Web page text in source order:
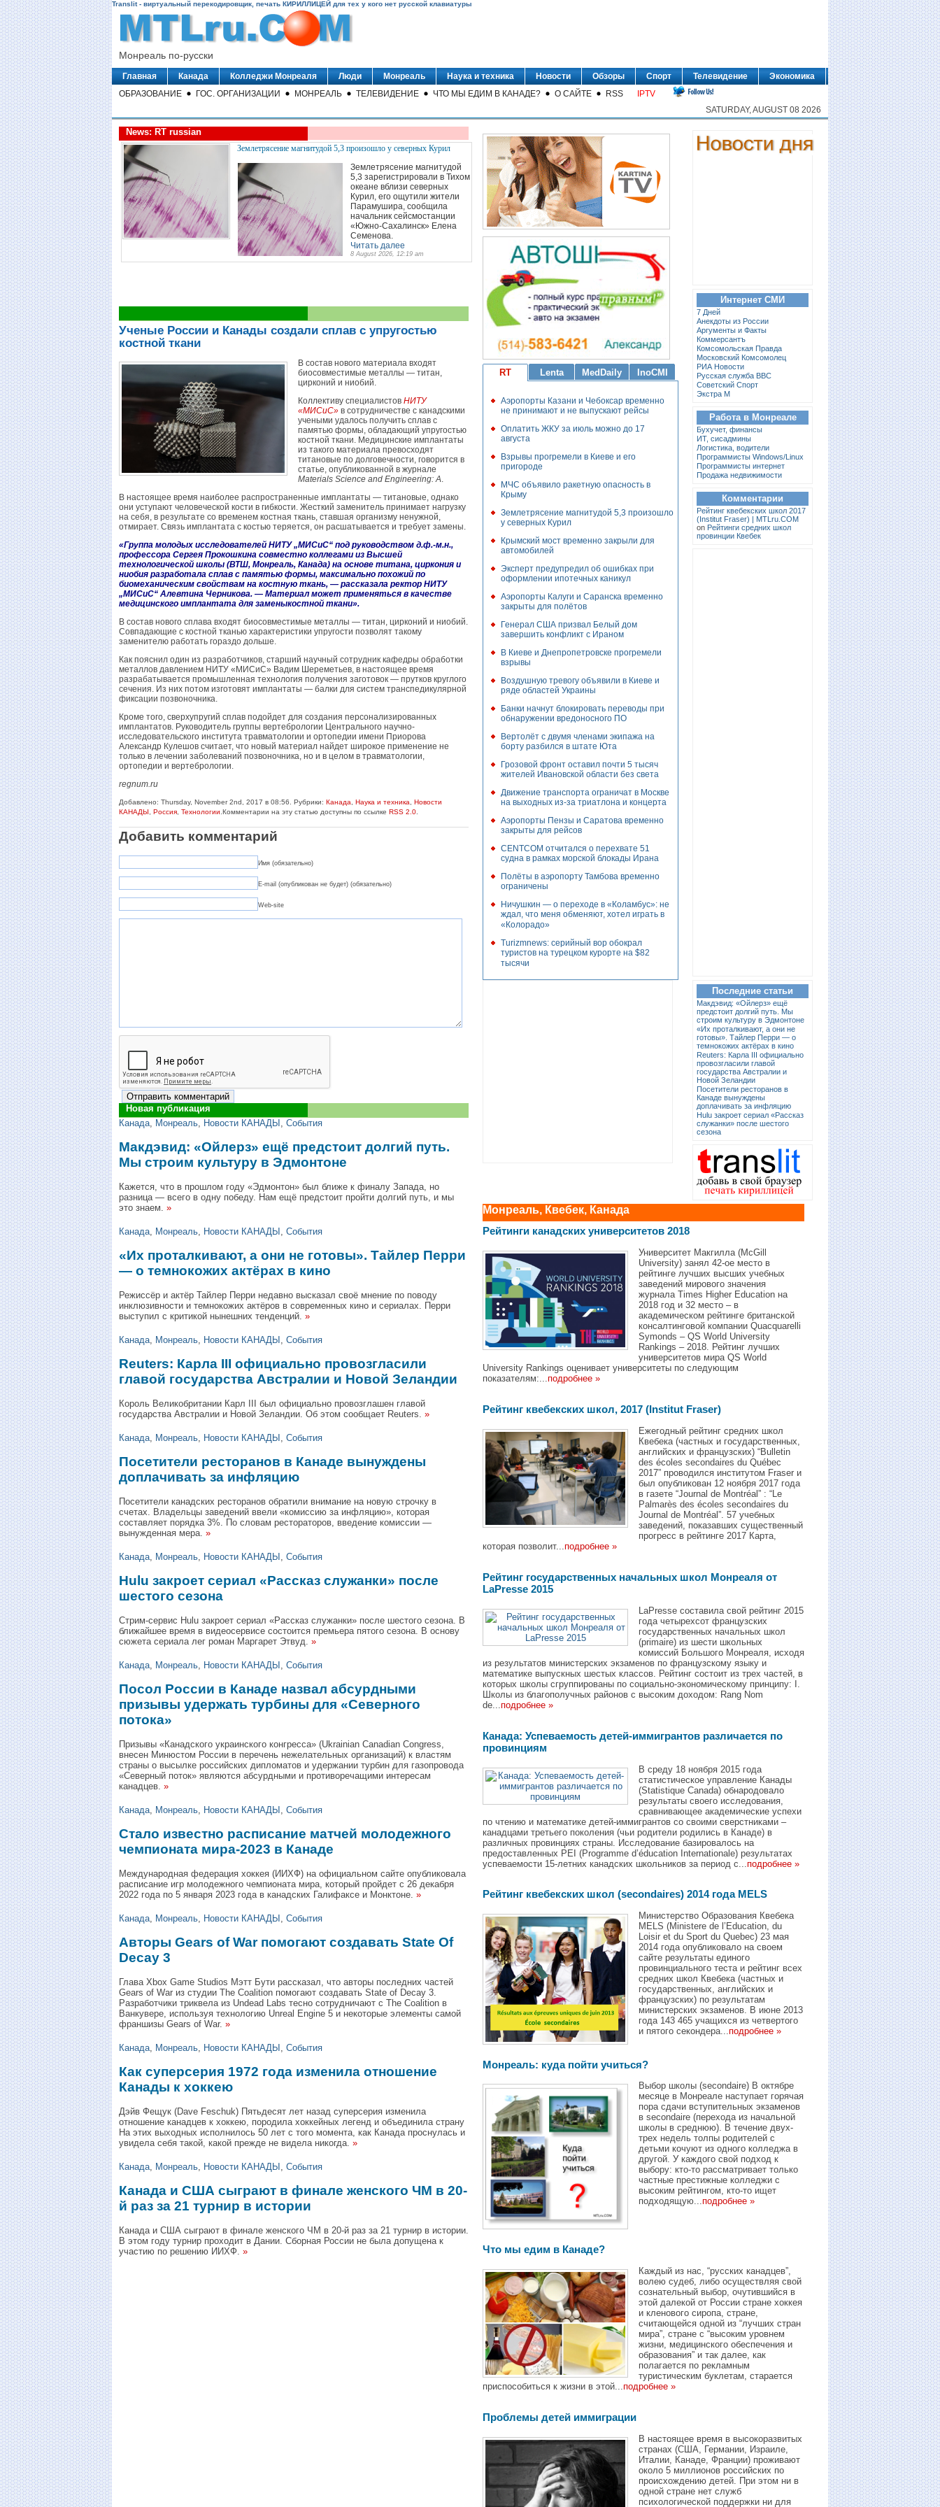
Translit - виртуальный перекодировщик, печать КИРИЛЛИЦЕЙ для тех у кого нет русской клавиатуры
Монреаль по-русски
Главная Канада Колледжи Монреаля Люди Монреаль Наука и техника Новости Обзоры Спорт Телевидение
Экономика
ОБРАЗОВАНИЕ
ГОС. ОРГАНИЗАЦИИ МОНРЕАЛЬ ТЕЛЕВИДЕНИЕ ЧТО МЫ ЕДИМ В КАНАДЕ? О САЙТЕ RSS
IPTV
SATURDAY, AUGUST 08 2026
News: RT russian
Землетрясение магнитудой 5,3 произошло у северных Курил
Землетрясение магнитудой
5,3 зарегистрировали в Тихом
океане вблизи северных
Курил, его ощутили жители
Парамушира, сообщила
начальник сейсмостанции
«Южно-Сахалинск» Елена
Семенова.
Читать далее
8 August 2026, 12:19 am
Ученые России и Канады создали сплав с упругостью
костной ткани
В состав нового материала входят
биосовместимые металлы — титан,
цирконий и ниобий.
Коллективу специалистов НИТУ
«МИСиС» в сотрудничестве с канадскими
учеными удалось получить сплав с
памятью формы, обладающий упругостью
костной ткани. Медицинские имплантаты
из такого материала превосходят
титановые по долговечности, говорится в
статье, опубликованной в журнале
Materials Science and Engineering: A.
В настоящее время наиболее распространенные имплантаты — титановые, однако
они уступают человеческой кости в гибкости. Жесткий заменитель принимает нагрузку
на себя, в результате со временем костная ткань, ставшая организму ненужной,
отмирает. Связь имплантата с костью теряется, он расшатывается и требует замены.
«Группа молодых исследователей НИТУ „МИСиС“ под руководством д.ф.-м.н.,
профессора Сергея Прокошкина совместно коллегами из Высшей
технологической школы (ВТШ, Монреаль, Канада) на основе титана, циркония и
ниобия разработала сплав с памятью формы, максимально похожий по
биомеханическим свойствам на костную ткань, — рассказала ректор НИТУ
„МИСиС“ Алевтина Черникова. — Материал может применяться в качестве
медицинского имплантата для заменыкостной ткани».
В состав нового сплава входят биосовместимые металлы — титан, цирконий и ниобий.
Совпадающие с костной тканью характеристики упругости позволят такому
заменителю работать гораздо дольше.
Как пояснил один из разработчиков, старший научный сотрудник кафедры обработки
металлов давлением НИТУ «МИСиС» Вадим Шереметьев, в настоящее время
разрабатывается промышленная технология получения заготовок — прутков круглого
сечения. Из них потом изготовят имплантаты — балки для систем транспедикулярной
фиксации позвоночника.
Кроме того, сверхупругий сплав подойдет для создания персонализированных
имплантатов. Руководитель группы вертебрологии Центрального научно-
исследовательского института травматологии и ортопедии имени Приорова
Александр Кулешов считает, что новый материал найдет широкое применение не
только в лечении заболеваний позвоночника, но и в целом в травматологии,
ортопедии и вертебрологии.
regnum.ru
Добавлено: Thursday, November 2nd, 2017 в 08:56. Рубрики: Канада Наука и техника
Новости
КАНАДЫ
Россия Технологии .Комментарии на эту статью доступны по ссылке RSS 2.0
Добавить комментарий
Имя (обязательно)
E-mail (опубликован не будет) (обязательно)
Web-site
Новая публикация
Канада
Монреаль Новости КАНАДЫ События
Макдэвид: «Ойлерз» ещё предстоит долгий путь.
Мы строим культуру в Эдмонтоне
Кажется, что в прошлом году «Эдмонтон» был ближе к финалу Запада, но
разница — всего в одну победу. Нам ещё предстоит пройти долгий путь, и мы
это знаем. »
Канада Монреаль Новости КАНАДЫ События
«Их проталкивают, а они не готовы». Тайлер Перри
— о темнокожих актёрах в кино
Режиссёр и актёр Тайлер Перри недавно высказал своё мнение по поводу
инклюзивности и темнокожих актёров в современных кино и сериалах. Перри
выступил с критикой нынешних тенденций. »
Канада Монреаль Новости КАНАДЫ События
Reuters: Карла III официально провозгласили
главой государства Австралии и Новой Зеландии
Король Великобритании Карл III был официально провозглашен главой
государства Австралии и Новой Зеландии. Об этом сообщает Reuters. »
Канада, Монреаль, Новости КАНАДЫ , События
Посетители ресторанов в Канаде вынуждены
доплачивать за инфляцию
Посетители канадских ресторанов обратили внимание на новую строчку в
счетах. Владельцы заведений ввели «комиссию за инфляцию», которая
составляет порядка 3%. По словам рестораторов, введение комиссии —
вынужденная мера. »
Канада, Монреаль, Новости КАНАДЫ , События
Hulu закроет сериал «Рассказ служанки» после
шестого сезона
Стрим-сервис Hulu закроет сериал «Рассказ служанки» после шестого сезона. В
ближайшее время в видеосервисе состоится премьера пятого сезона. В основу
сюжета сериала лег роман Маргарет Этвуд. »
Канада, Монреаль, Новости КАНАДЫ , События
Посол России в Канаде назвал абсурдными
призывы удержать турбины для «Северного
потока»
Призывы «Канадского украинского конгресса» (Ukrainian Canadian Congress,
внесен Минюстом России в перечень нежелательных организаций) к властям
страны о высылке российских дипломатов и удержании турбин для газопровода
«Северный поток» являются абсурдными и противоречащими интересам
канадцев. »
Канада, Монреаль, Новости КАНАДЫ , События
Стало известно расписание матчей молодежного
чемпионата мира-2023 в Канаде
Международная федерация хоккея (ИИХФ) на официальном сайте опубликовала
расписание игр молодежного чемпионата мира, который пройдет с 26 декабря
2022 года по 5 января 2023 года в канадских Галифаксе и Монктоне. »
Канада, Монреаль, Новости КАНАДЫ , События
Авторы Gears of War помогают создавать State Of
Decay 3
Глава Xbox Game Studios Мэтт Бути рассказал, что авторы последних частей
Gears of War из студии The Coalition помогают создавать State of Decay 3.
Разработчики триквела из Undead Labs тесно сотрудничают с The Coalition в
Ванкувере, используя технологию Unreal Engine 5 и некоторые элементы самой
франшизы Gears of War. »
Канада, Монреаль, Новости КАНАДЫ , События
Как суперсерия 1972 года изменила отношение
Канады к хоккею
Дэйв Фещук (Dave Feschuk) Пятьдесят лет назад суперсерия изменила
отношение канадцев к хоккею, породила хоккейных легенд и объединила страну
На этих выходных исполнилось 50 лет с того момента, как Канада проснулась и
увидела себя такой, какой прежде не видела никогда. »
Канада, Монреаль, Новости КАНАДЫ , События
Канада и США сыграют в финале женского ЧМ в 20-
й раз за 21 турнир в истории
Канада и США сыграют в финале женского ЧМ в 20-й раз за 21 турнир в истории.
В этом году турнир проходит в Дании. Сборная России не была допущена к
участию по решению ИИХФ. »
RT Lenta MedDaily InoCMI
Аэропорты Казани и Чебоксар временно
не принимают и не выпускают рейсы
Оплатить ЖКУ за июль можно до 17
августа
Взрывы прогремели в Киеве и его
пригороде
МЧС объявило ракетную опасность в
Крыму
Землетрясение магнитудой 5,3 произошло
у северных Курил
Крымский мост временно закрыли для
автомобилей
Эксперт предупредил об ошибках при
оформлении ипотечных каникул
Аэропорты Калуги и Саранска временно
закрыты для полётов
Генерал США призвал Белый дом
завершить конфликт с Ираном
В Киеве и Днепропетровске прогремели
взрывы
Воздушную тревогу объявили в Киеве и
ряде областей Украины
Банки начнут блокировать переводы при
обнаружении вредоносного ПО
Вертолёт с двумя членами экипажа на
борту разбился в штате Юта
Грозовой фронт оставил почти 5 тысяч
жителей Ивановской области без света
Движение транспорта ограничат в Москве
на выходных из-за триатлона и концерта
Аэропорты Пензы и Саратова временно
закрыты для рейсов
CENTCOM отчитался о перехвате 51
судна в рамках морской блокады Ирана
Полёты в аэропорту Тамбова временно
ограничены
Ничушкин — о переходе в «Коламбус»: не
ждал, что меня обменяют, хотел играть в
«Колорадо»
Turizmnews: серийный вор обокрал
туристов на турецком курорте на $82
тысячи
Интернет СМИ
7 Дней
Анекдоты из России
Аргументы и Факты
Коммерсантъ
Комсомольская Правда
Московский Комсомолец
РИА Новости
Русская служба BBC
Советский Спорт
Экстра М
Работа в Монреале
Бухучет, финансы
ИТ, сисадмины
Логистика, водители
Программисты Windows/Linux
Программисты интернет
Продажа недвижимости
Комментарии
Pейтинг квебекских школ 2017
(Institut Fraser) | MTLru.COM
on Рейтинги средних школ
провинции Квебек
Последние статьи
Макдэвид: «Ойлерз» ещё
предстоит долгий путь. Мы
строим культуру в Эдмонтоне
«Их проталкивают, а они не
готовы». Тайлер Перри — о
темнокожих актёрах в кино
Reuters: Карла III официально
провозгласили главой
государства Австралии и
Новой Зеландии
Посетители ресторанов в
Канаде вынуждены
доплачивать за инфляцию
Hulu закроет сериал «Рассказ
служанки» после шестого
сезона
Монреаль, Квебек, Канада
Рейтинги канадских университетов 2018
Университет Макгилла (McGill
University) занял 42-ое место в
рейтинге лучших высших учебных
заведений мирового значения
журнала Times Higher Education на
2018 год и 32 местo – в
академическом рейтинге британской
консалтинговой компании Quacquarelli
Symonds – QS World University
Rankings – 2018. Рейтинг лучших
университетов мира QS World
University Rankings оценивает университеты по следующим
показателям:...подробнее »
Pейтинг квебекских школ, 2017 (Institut Fraser)
Ежегодный рейтинг средних школ
Квебека (частных и государственных,
английских и французских) “Bulletin
des écoles secondaires du Québec
2017” проводился институтом Fraser и
был опубликован 12 ноября 2017 года
в газете “Journal de Montréal” : “Le
Palmarès des écoles secondaires du
Journal de Montréal”. 57 учебных
заведений, показавших существенный
прогресс в рейтинге 2017 Карта,
которая позволит...подробнее »
Рейтинг государственных начальных школ Mонреаля от
LaPresse 2015
LaPresse составила свой рейтинг 2015
года четырехсот французских
государственных начальных школ
(primaire) из шести школьных
комиссий Большого Монреаля, исходя
из результатов министерских экзаменов по французскому языку и
математике выпускных шестых классов. Рейтинг состоит из трех частей, в
которых школы сгруппированы по социально-экономическому принципу: I.
Школы из благополучных районов с высоким доходом: Rang Nom
de... подробнее »
Канада: Успеваемость детей-иммигрантов различается по
провинциям
В среду 18 ноября 2015 года
статистическое управление Канады
(Statistique Canada) обнародовало
результаты своего исследования,
сравнивающее академические успехи
по чтению и математике детей-иммигрантов со своими сверстниками –
канадцами третьего поколения (чьи родители родились в Канаде) в
различных провинциях страны. Исследование базировалось на
предоставленных PEI (Programme d’éducation Internationale) результатax
успеваемости 15-летних канадских школьников за период с... подробнее »
Рейтинг квебекских школ (secondaires) 2014 года MELS
Mинистерство Образования Квебека
MELS (Ministere de l’Education, du
Loisir et du Sport du Quebec) 23 мая
2014 года опубликовало на своeм
сайте результаты единого
провинциального теста и рейтинг всех
средних школ Квебека (частных и
государственных, английских и
французских) по результатам
министерских экзаменов. В июне 2013
года 143 465 учащихся из четвертого
и пятого секондера...подробнее »
Монреаль: куда пойти учиться?
Выбор школы (secondaire) В октябре
месяце в Монреале наступает горячая
пора сдачи вступительных экзаменов
в secondaire (перехода из начальной
школы в среднюю). В течение двух-
трех недель толпы родителей с
детьми кочуют из одного колледжа в
другой. У каждого свой подход к
выбору: кто-то рассматривает только
частные престижные колледжи с
высоким рейтингом, кто-то ищет
подходящую...подробнее »
Что мы едим в Канаде?
Каждый из нас, “русских канадцев”,
волею судеб, либо осуществляя свой
сознательный выбор, очутившийся в
этой далекой от России стране хоккея
и кленового сиропа, стране,
считающейся одной из “лучших стран
мира”, стране с “высоким уровнем
жизни, медицинского обеспечения и
образования” и так далее, как
полагается по рекламным
туристическим буклетам, старается
приспособиться к жизни в этой...подробнее »
Проблемы детей иммиграции
В настоящее время в высокоразвитых
странах (США, Германии, Израиле,
Италии, Канаде, Франции) проживают
около 5 миллионов российских по
происхождению детей. При этом ни в
одной стране нет служб
психологической поддержки ни для